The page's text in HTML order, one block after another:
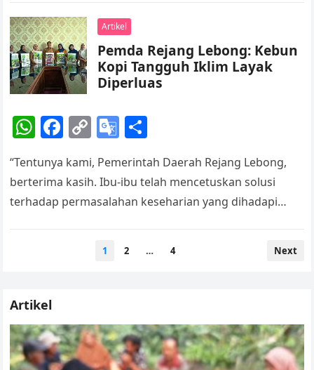
p
p
o
o
k
n
k
Tr
a
n
sl
e
Artikel
Pemda Rejang Lebong: Kebun
Kopi Tangguh Iklim Layak
Diperluas
W
at
s
F
c
e
b
C
p
y
n
G
o
gl
Tr
a
at
e
ar
e
“Tentunya kami, Pemerintah Daerah Rejang Lebong,
berterima kasih. Ibu-ibu telah mencetuskan solusi
terhadap permasalahan keseharian yang dihadapi
1 2 … 4 Next
Artikel